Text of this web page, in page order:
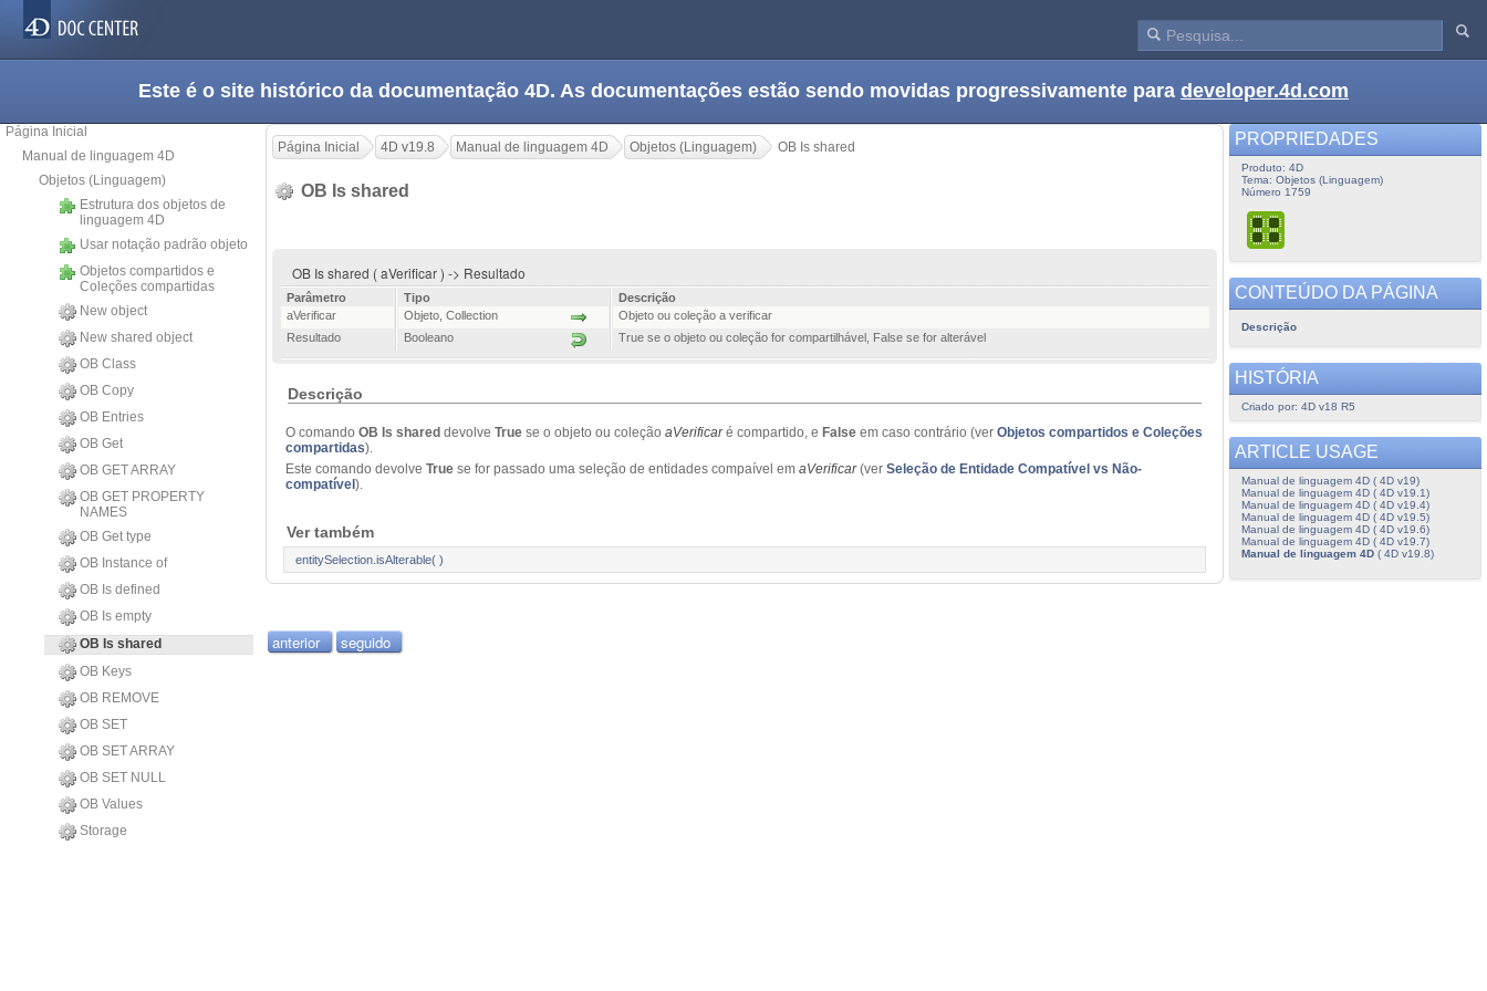
Este é o site histórico da documentação 4D. As documentações estão sendo movidas progressivamente para developer.4d.com
Página Inicial
Manual de linguagem 4D
Objetos (Linguagem)
Estrutura dos objetos de
linguagem 4D
Usar notação padrão objeto
Objetos compartidos e
Coleções compartidas
New object
New shared object
OB Class
OB Copy
OB Entries
OB Get
OB GET ARRAY
OB GET PROPERTY
NAMES
OB Get type
OB Instance of
OB Is defined
OB Is empty
OB Is shared
OB Keys
OB REMOVE
OB SET
OB SET ARRAY
OB SET NULL
OB Values
Storage
Página Inicial 4D v19.8 Manual de linguagem 4D Objetos (Linguagem) OB Is shared
OB Is shared
OB Is shared ( aVerificar ) -> Resultado
Parâmetro Tipo
Descrição
aVerificar
Objeto Collection
Objeto ou coleção a verificar
Resultado
Booleano True se o objeto ou coleção for compartilhável, False se for alterável
Descrição
O comando OB Is shared devolve True se o objeto ou coleção aVerificaré compartido, e False em caso contrário (ver Objetos compartidos e Coleções
compartidas).
Este comando devolve True se for passado uma seleção de entidades compaível em aVerificar(ver Seleção de Entidade Compatível vs Não-
compatível ).
Ver também
entitySelection.isAlterable( )
anterior seguido
PROPRIEDADES
Produto: 4D
Tema: Objetos (Linguagem)
Número 1759
CONTEÚDO DA PÁGINA
Descrição
HISTÓRIA
Criado por: 4D v18 R5
ARTICLE USAGE
Manual de linguagem 4D ( 4D v19)
Manual de linguagem 4D ( 4D v19.1)
Manual de linguagem 4D ( 4D v19.4)
Manual de linguagem 4D ( 4D v19.5)
Manual de linguagem 4D ( 4D v19.6)
Manual de linguagem 4D ( 4D v19.7)
Manual de linguagem 4D( 4D v19.8)